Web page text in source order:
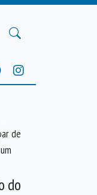
Próxima
de
do